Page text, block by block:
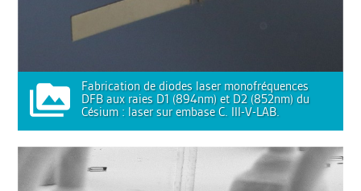
Fabrication de diodes laser monofréquences
DFB aux raies D1 (894nm) et D2 (852nm) du
Césium : laser sur embase C. III-V-LAB.